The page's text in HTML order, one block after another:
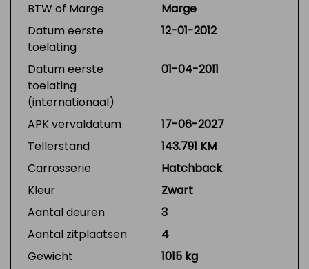
BTW of Marge
Marge
Datum eerste
toelating
12-01-2012
Datum eerste
toelating
(internationaal)
01-04-2011
APK vervaldatum
17-06-2027
Tellerstand
143.791 KM
Carrosserie
Hatchback
Kleur
Zwart
Aantal deuren
3
Aantal zitplaatsen
4
Gewicht
1015 kg